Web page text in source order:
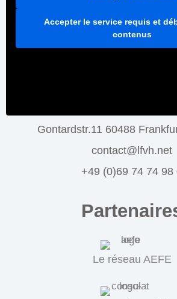
Accepter le service requis et
contenus
Gontardstr.11 60488
contact@lfvh.net
+49 (0)69 74 74 98
Le réseau AEFE